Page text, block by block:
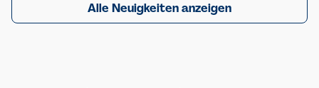
Alle Neuigkeiten anzeigen